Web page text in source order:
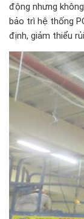
động nhưng
bảo trì hệ thống
định, giảm thiểu